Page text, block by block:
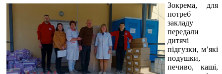
Зокрема, для
потреб
закладу
передали
дитячі
підгузки, м’які
подушки,
печиво, каші,